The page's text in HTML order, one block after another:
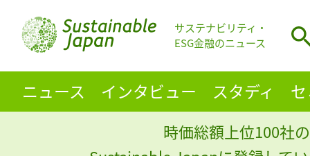
サステナビリティ・
ESG金融のニュース
ニュース インタビュー スタディ
時価総額上位100社